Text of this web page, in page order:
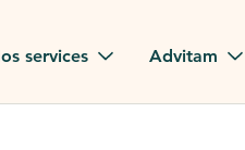
services Advitam